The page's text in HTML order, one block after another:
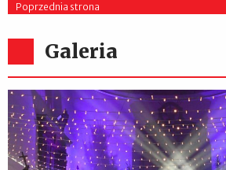
Poprzednia strona
Galeria
XIII Zakroczymskie Kolędowanie